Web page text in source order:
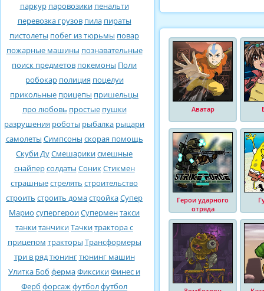
паркур паровозики пенальти
перевозка грузов пила пираты
пистолеты побег из тюрьмы повар
пожарные машины познавательные
поиск предметов покемоны Поли
робокар полиция поцелуи
прикольные прицепы пришельцы
про любовь простые пушки
разрушения роботы рыбалка рыцари
самолеты Симпсоны скорая помощь
Скуби ДуСмешарикисмешные
снайперсолдаты СоникСтикмен
страшныестрелять строительство
строить строить домастройкаСупер
Марио супергероиСуперментакси
танкитанчикиТачкитрактора с
прицепом тракторы Трансформеры
три в рядтюнингтюнинг машин
Улитка Боб фермаФиксикиФинес и
Ферб форсажфутболфутбол
Аватар
Герои ударного
отряда